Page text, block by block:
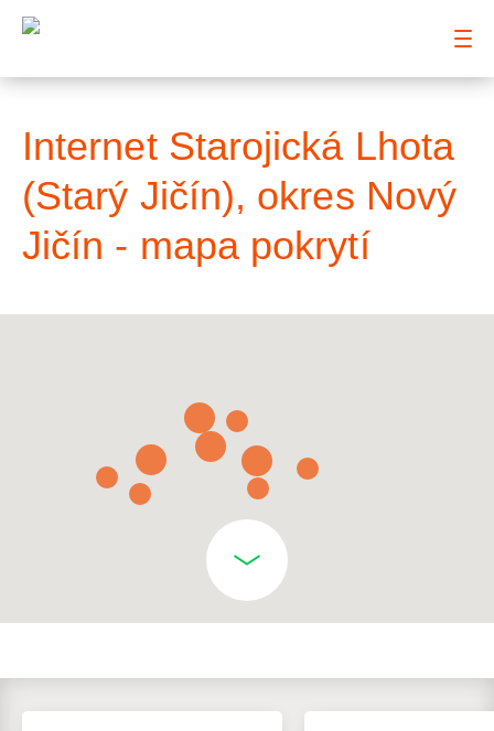
Internet Starojická Lhota
(Starý Jičín), okres Nový
Jičín - mapa pokrytí
: Mapa pokrytí město